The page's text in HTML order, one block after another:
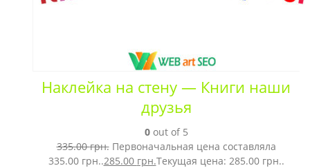
Наклейка на стену — Книги наши
друзья
0out of 5
335.00грн. Первоначальная цена составляла
335.00 грн..285.00 грн.Текущая цена: 285.00 грн..